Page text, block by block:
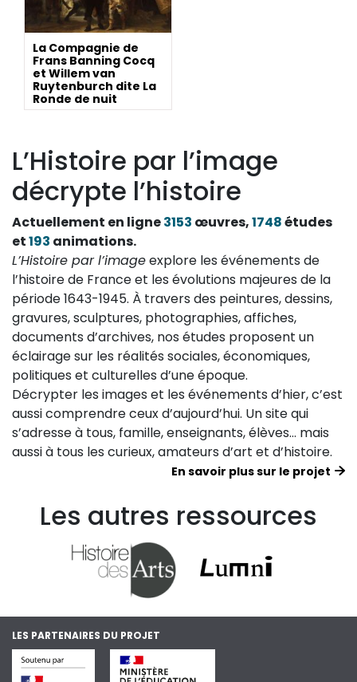
La Compagnie de
Frans Banning Cocq
et Willem van
Ruytenburch dite La
Ronde de nuit
L’Histoire par l’image
décrypte l’histoire
Actuellement en ligne3153 œuvres,1748études
et193 animations.
L’Histoire par l’imageexplore les événements de
l’histoire de France et les évolutions majeures de la
période 1643-1945. À travers des peintures, dessins,
gravures, sculptures, photographies, affiches,
documents d’archives, nos études proposent un
éclairage sur les réalités sociales, économiques,
politiques et culturelles d’une époque.
Décrypter les images et les événements d’hier, c’est
aussi comprendre ceux d’aujourd’hui. Un site qui
s’adresse à tous, famille, enseignants, élèves… mais
aussi à tous les curieux, amateurs d’art et d’histoire.
En savoir plus sur le projet
Les autres ressources
LES PARTENAIRES DU PROJET